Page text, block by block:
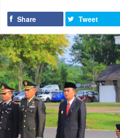
Share Tweet